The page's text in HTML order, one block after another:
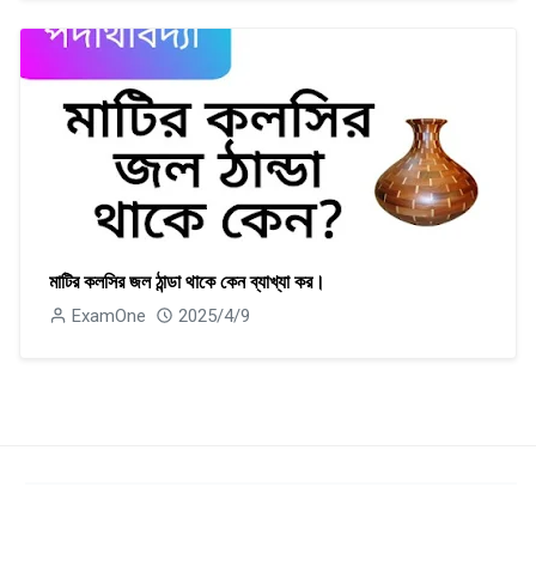
মাটির কলসির জল ঠান্ডা থাকে কেন ব্যাখ্যা কর।
ExamOne 2025/4/9